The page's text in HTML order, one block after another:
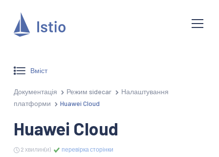
Вміст
Документація Режим sidecar
Налаштування
платформи
Huawei Cloud
Huawei Cloud
2 хвилин(и) перевірка сторінки